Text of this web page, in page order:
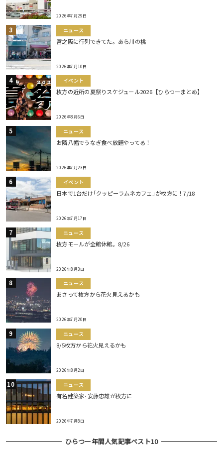
2026年7月29日
ニュース
宮之阪に行列できてた。あら川の桃
2026年7月10日
イベント
枚方の近所の夏祭りスケジュール2026【ひらつーまとめ】
2026年8月6日
ニュース
お隣八幡でうなぎ食べ放題やってる！
2026年7月23日
イベント
日本で1台だけ｢クッピーラムネカフェ｣が枚方に！7/18
2026年7月17日
ニュース
枚方モールが全館休館。8/26
2026年8月3日
ニュース
あさって枚方から花火見えるかも
2026年7月20日
ニュース
8/5枚方から花火見えるかも
2026年8月2日
ニュース
有名建築家･安藤忠雄が枚方に
2026年7月8日
ひらつー年間人気記事ベスト10